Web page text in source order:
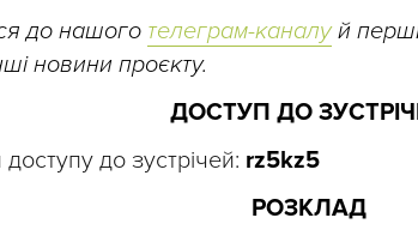
до нашого телеграм-каналуй
новини проєкту.
ДОСТУП ДО
до зустрічей: rz5kz5
РОЗКЛАД